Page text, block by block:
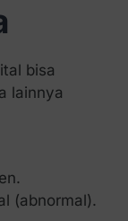
bisa
lainnya
(abnormal).